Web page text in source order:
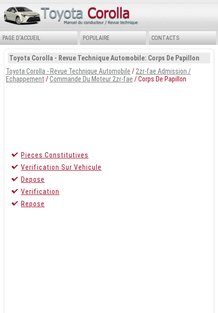
PAGE D'ACCUEIL POPULAIRE CONTACTS
Toyota Corolla - Revue Technique Automobile: Corps De Papillon
Toyota Corolla - Revue Technique Automobile / 2zr-fae Admission /
Echappement /Commande Du Moteur 2zr-fae / Corps De Papillon
Pieces Constitutives
Verification Sur Vehicule
Depose
Verification
Repose